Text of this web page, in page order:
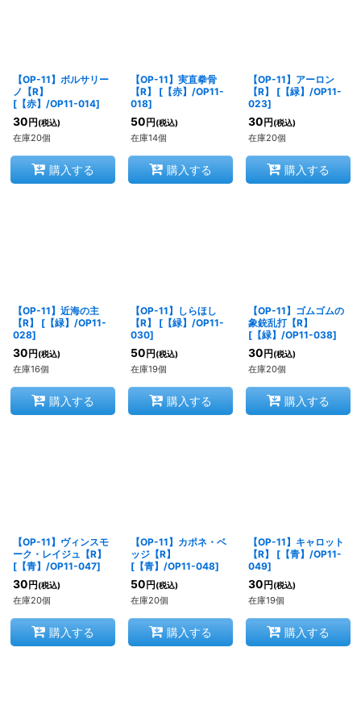
【OP-11】ボルサリー
ノ【R】
[ 【赤】/OP11-014]
30 円 (税込)
在庫20個
購入する
【OP-11】実直拳骨
【R】
[【赤】/OP11-
018]
50 円 (税込)
在庫14個
購入する
【OP-11】アーロン
【R】
[【緑】/OP11-
023]
30 円 (税込)
在庫20個
購入する
【OP-11】近海の主
【R】
[ 【緑】/OP11-
028]
30 円 (税込)
在庫16個
購入する
【OP-11】しらほし
【R】
[【緑】/OP11-
030]
50 円 (税込)
在庫19個
購入する
【OP-11】ゴムゴムの
象銃乱打【R】
[【緑】/OP11-038]
30 円 (税込)
在庫20個
購入する
【OP-11】ヴィンスモ
ーク・レイジュ【R】
[ 【青】/OP11-047]
30 円 (税込)
在庫20個
購入する
【OP-11】カポネ・ベ
ッジ【R】
[【青】/OP11-048]
50 円 (税込)
在庫20個
購入する
【OP-11】キャロット
【R】
[【青】/OP11-
049]
30 円 (税込)
在庫19個
購入する